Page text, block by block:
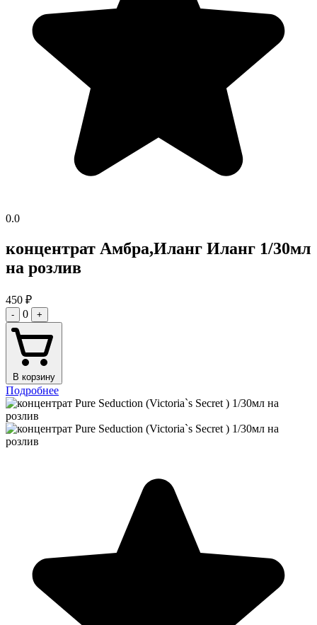
0.0
концентрат Амбра,Иланг Иланг 1/30мл
на розлив
450 ₽
- 0 +
В корзину
Подробнее